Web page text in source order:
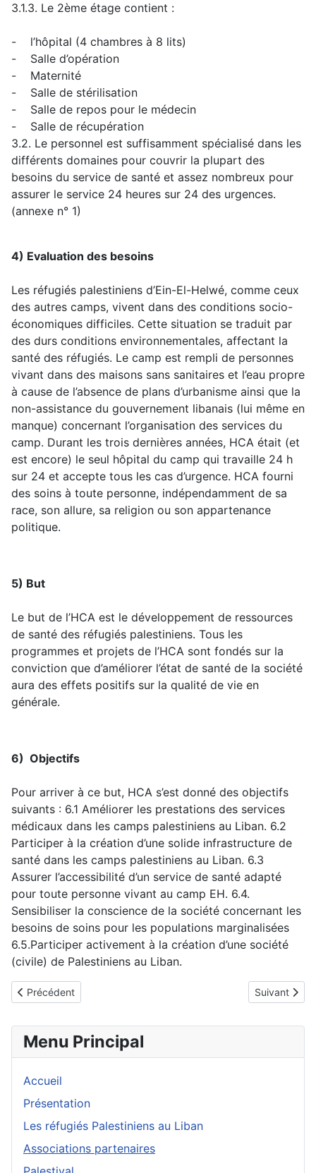
Menu Principal
Accueil
Présentation
Les réfugiés Palestiniens au Liban
Associations partenaires
3.1.3. Le 2ème étage contient :
- l’hôpital (4 chambres à 8 lits)
- Salle d’opération
- Maternité
- Salle de stérilisation
- Salle de repos pour le médecin
- Salle de récupération
3.2. Le personnel est suffisamment spécialisé dans les
différents domaines pour couvrir la plupart des
besoins du service de santé et assez nombreux pour
assurer le service 24 heures sur 24 des urgences.
(annexe n° 1)
4) Evaluation des besoins
Les réfugiés palestiniens d’Ein-El-Helwé, comme ceux
des autres camps, vivent dans des conditions socio-
économiques difficiles. Cette situation se traduit par
des durs conditions environnementales, affectant la
santé des réfugiés. Le camp est rempli de personnes
vivant dans des maisons sans sanitaires et l’eau propre
à cause de l’absence de plans d’urbanisme ainsi que la
non-assistance du gouvernement libanais (lui même en
manque) concernant l’organisation des services du
camp. Durant les trois dernières années, HCA était (et
est encore) le seul hôpital du camp qui travaille 24 h
sur 24 et accepte tous les cas d’urgence. HCA fourni
des soins à toute personne, indépendamment de sa
race, son allure, sa religion ou son appartenance
politique.
5) But
Le but de l’HCA est le développement de ressources
de santé des réfugiés palestiniens. Tous les
programmes et projets de l’HCA sont fondés sur la
conviction que d’améliorer l’état de santé de la société
aura des effets positifs sur la qualité de vie en
générale.
6) Objectifs
Pour arriver à ce but, HCA s’est donné des objectifs
suivants : 6.1 Améliorer les prestations des services
médicaux dans les camps palestiniens au Liban. 6.2
Participer à la création d’une solide infrastructure de
santé dans les camps palestiniens au Liban. 6.3
Assurer l’accessibilité d’un service de santé adapté
pour toute personne vivant au camp EH. 6.4.
Sensibiliser la conscience de la société concernant les
besoins de soins pour les populations marginalisées
6.5.Participer activement à la création d’une société
(civile) de Palestiniens au Liban.
Article précédent : Ghassan Kanafani Cultural Foundation
Précédent Article
Suivant